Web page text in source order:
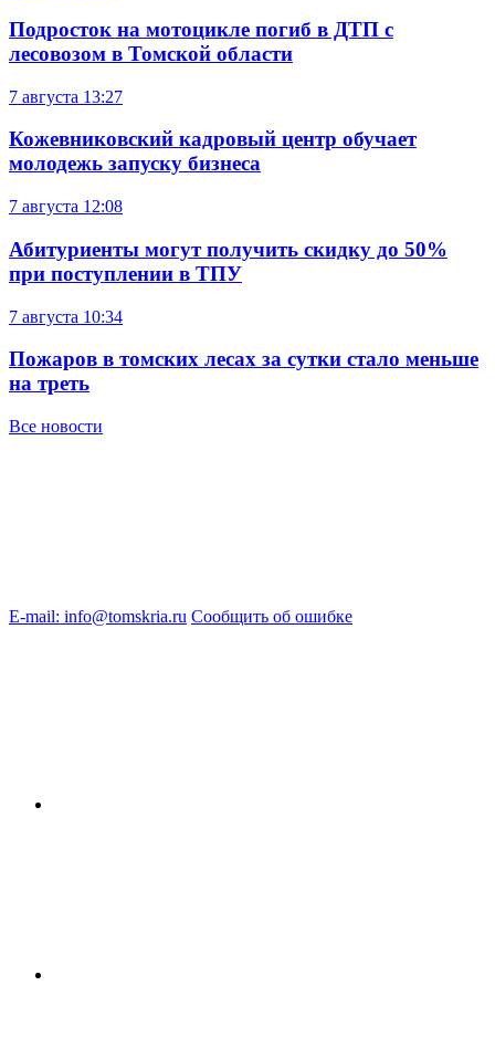
Подросток на мотоцикле погиб в ДТП с
лесовозом в Томской области
7 августа 13:27
Кожевниковский кадровый центр обучает
молодежь запуску бизнеса
7 августа 12:08
Абитуриенты могут получить скидку до 50%
при поступлении в ТПУ
7 августа 10:34
Пожаров в томских лесах за сутки стало меньше
на треть
Все новости
E-mail: info@tomskria.ru Сообщить об ошибке